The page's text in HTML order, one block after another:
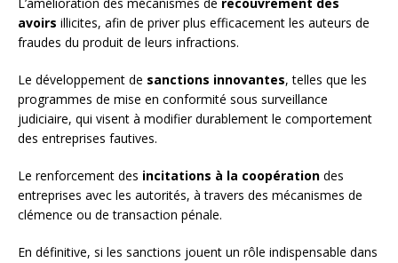
avoirs illicites, afin de priver plus efficacement les auteurs de
fraudes du produit de leurs infractions.
Le développement de sanctions innovantes, telles que les
programmes de mise en conformité sous surveillance
judiciaire, qui visent à modifier durablement le comportement
des entreprises fautives.
Le renforcement des incitations à la coopération des
entreprises avec les autorités, à travers des mécanismes de
clémence ou de transaction pénale.
En définitive, si les sanctions jouent un rôle indispensable dans